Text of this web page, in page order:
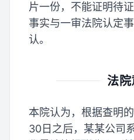
片一份，不能证明待
事实与一审法院认定
认。
法
本院认为，根据查明
30日之后，某某公司